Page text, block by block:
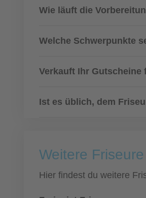
Wie läuft die
Welche Schwerpunkte
Verkauft Ihr
Ist es üblich, dem
Weitere
Hier findest du weitere